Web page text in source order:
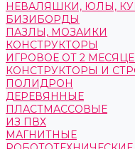
НЕВАЛЯШКИ, ЮЛЫ,
БИЗИБОРДЫ
ПАЗЛЫ, МОЗАИКИ
КОНСТРУКТОРЫ
ИГРОВОЕ ОТ 2
КОНСТРУКТОРЫ И
ПОЛИДРОН
ДЕРЕВЯННЫЕ
ПЛАСТМАССОВЫЕ
ИЗ ПВХ
МАГНИТНЫЕ